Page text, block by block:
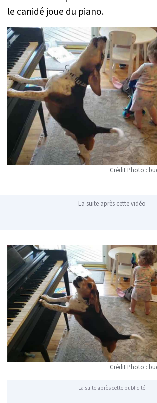
le canidé joue du piano.
Crédit Photo :
La suite après cette vidéo
Crédit Photo :
La suite après cette publicité